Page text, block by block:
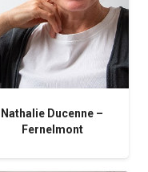
Nathalie Ducenne –
Fernelmont